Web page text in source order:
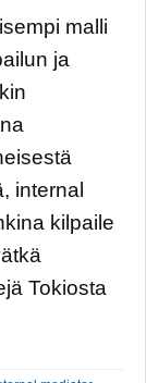
malli
ja
internal
kilpaile
Tokiosta